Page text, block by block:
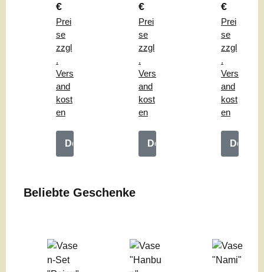
€
Prei
se
zzgl
.
Vers
and
kost
en
Details
€
Prei
se
zzgl
.
Vers
and
kost
en
Details
€
Prei
se
zzgl
.
Vers
and
kost
en
Details
Produktgalerie überspringen
Beliebte Geschenke